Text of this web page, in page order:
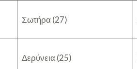
Σωτήρα (27)
Δερύνεια (25)